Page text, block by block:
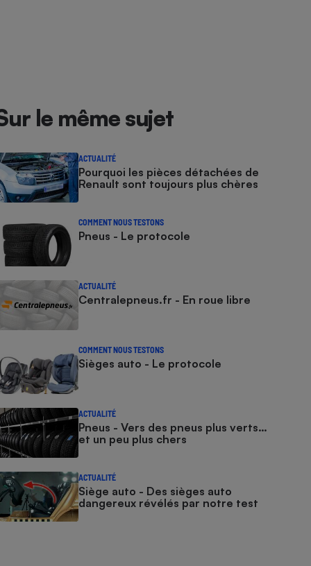
le même sujet
ACTUALITÉ
Pourquoi les pièces détachées de
Renault sont toujours plus chères
COMMENT NOUS TESTONS
Pneus - Le protocole
ACTUALITÉ
Centralepneus.fr - En roue libre
COMMENT NOUS TESTONS
Sièges auto - Le protocole
ACTUALITÉ
Pneus - Vers des pneus plus verts…
et un peu plus chers
ACTUALITÉ
Siège auto - Des sièges auto
dangereux révélés par notre test